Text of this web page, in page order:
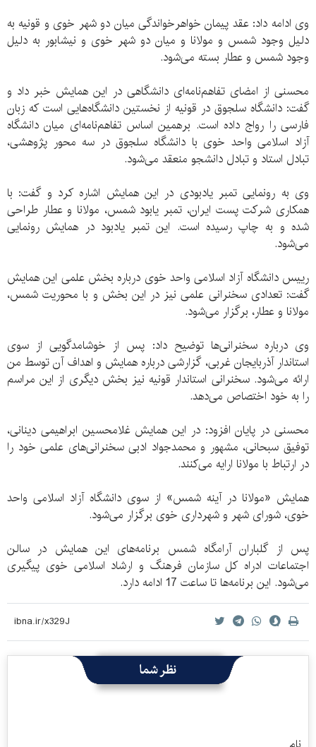
وی ادامه داد: عقد پیمان خواهرخواندگی میان دو شهر خوی و قونیه به
دلیل وجود شمس و مولانا و میان دو شهر خوی و نیشابور به دلیل
وجود شمس و عطار بسته می‌شود.
محسنی از امضای تفاهم‌نامه‌ای دانشگاهی در این همایش خبر داد و
گفت: دانشگاه سلجوق در قونیه از نخستین دانشگاه‌هایی‌ است که زبان
فارسی را رواج داده است. برهمین اساس تفاهم‌نامه‌ای میان دانشگاه
آزاد اسلامی واحد خوی با دانشگاه سلجوق در سه محور پژوهشی،
تبادل استاد و تبادل دانشجو منعقد می‌شود.
وی به رونمایی تمبر یادبودی در این همایش اشاره کرد و گفت: با
همکاری شرکت پست ایران، تمبر یابود شمس، مولانا و عطار طراحی
شده و به چاپ رسیده است. این تمبر یادبود در همایش رونمایی
می‌شود.
رییس دانشگاه آزاد اسلامی واحد خوی درباره بخش علمی این همایش
گفت: تعدادی سخنرانی علمی نیز در این بخش و با محوریت شمس،
مولانا و عطار، برگزار می‌شود.
وی درباره سخنرانی‌ها توضیح داد: پس از خوشامدگویی از سوی
استاندار آذربایجان غربی، گزارشی درباره همایش و اهداف آن توسط من
ارائه می‌‌شود. سخنرانی استاندار قونیه نیز بخش دیگری از این مراسم
را به خود اختصاص می‌دهد.
محسنی در پایان افزود: در این همایش غلامحسین ابراهیمی دینانی،
توفیق سبحانی، مشهور و محمدجواد ادبی سخنرانی‌های علمی خود را
در ارتباط با مولانا ارایه می‌کنند.
همایش «مولانا در آینه شمس» از سوی دانشگاه آزاد اسلامی واحد
خوی، شورای شهر و شهرداری خوی برگزار می‌شود.
پس از گلباران آرامگاه شمس برنامه‌های این همایش در سالن
اجتماعات ادراه کل سازمان فرهنگ و ارشاد اسلامی خوی پیگیری
می‌شود. این برنامه‌ها تا ساعت 17 ادامه دارد.
نظر شما